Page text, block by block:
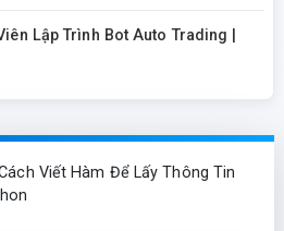
Lập Trình Bot Auto Trading |
Viết Hàm Để Lấy Thông Tin